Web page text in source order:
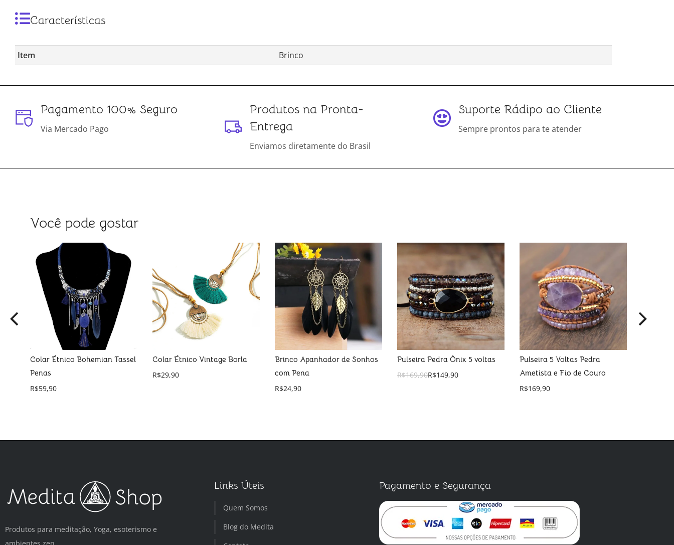
Características
Item Brinco
Pagamento 100% Seguro
Via Mercado Pago
Produtos na Pronta-
Entrega
Enviamos diretamente do Brasil
Suporte Rádipo ao Cliente
Sempre prontos para te atender
Você pode gostar
Colar Étnico Bohemian Tassel
Penas
R$59,90
Colar Étnico Vintage Borla
R$29,90
Brinco Apanhador de Sonhos
com Pena
R$24,90
Pulseira Pedra Ônix 5 voltas
R$169,90R$149,90
Pulseira 5 Voltas Pedra
Ametista e Fio de Couro
R$169,90
Produtos para meditação, Yoga, esoterismo e
Links Úteis
Quem Somos
Blog do Medita
Pagamento e Segurança